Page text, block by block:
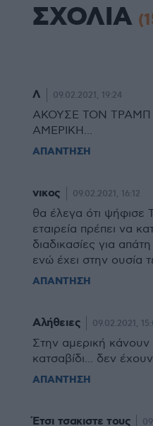
ΣΧΟΛΙΑ
Λ 09.02.2021, 19:24
ΑΚΟΥΣΕ ΤΟΝ ΤΡΑΜΠ
ΑΜΕΡΙΚΗ...
ΑΠΑΝΤΗΣΗ
νικος 09.02.2021, 16:12
θα έλεγα ότι
εταιρεία πρέπει να
διαδικασίες για
ενώ έχει στην ουσία
ΑΠΑΝΤΗΣΗ
Αλήθειες 09.02.2021,
Στην αμερική
κατσαβίδι... δεν
ΑΠΑΝΤΗΣΗ
Έτσι τσακιστε τους